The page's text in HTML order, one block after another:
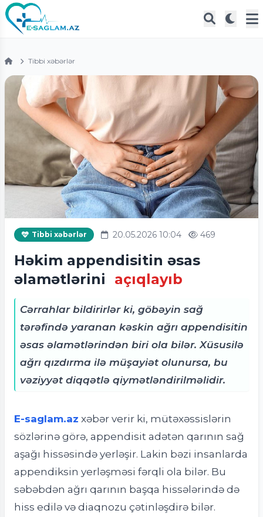
Tibbi xəbərlər
Tibbi xəbərlər 20.05.2026 10:04 469
Həkim appendisitin əsas
əlamətlərini
açıqlayıb
Cərrahlar bildirirlər ki, göbəyin sağ
tərəfində yaranan kəskin ağrı appendisitin
əsas əlamətlərindən biri ola bilər. Xüsusilə
ağrı qızdırma ilə müşayiət olunursa, bu
vəziyyət diqqətlə qiymətləndirilməlidir.
E-saglam.az xəbər verir ki, mütəxəssislərin
sözlərinə görə, appendisit adətən qarının sağ
aşağı hissəsində yerləşir. Lakin bəzi insanlarda
appendiksin yerləşməsi fərqli ola bilər. Bu
səbəbdən ağrı qarının başqa hissələrində də
hiss edilə və diaqnozu çətinləşdirə bilər.